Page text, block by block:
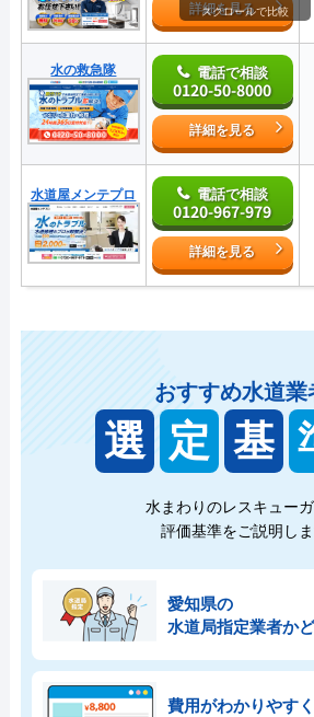
詳細を見る
水の救急隊 電話で相談
0120-50-8000
詳細を見る
水道屋メンテプロ 電話で相談
0120-967-979
詳細を見る
スクロールで比較
おすすめ水道業
選 定 基
水まわりのレスキュー
評価基準をご説明しま
愛知県の
水道局指定業者か
費用がわかりやすく